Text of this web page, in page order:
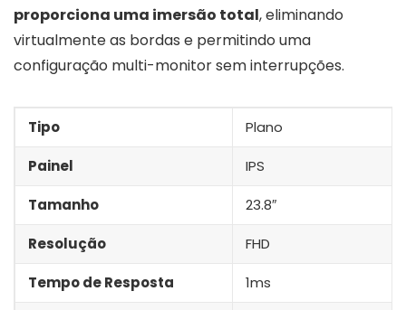
proporciona uma imersão total, eliminando
virtualmente as bordas e permitindo uma
configuração multi-monitor sem interrupções.
Tipo Plano
Painel IPS
Tamanho 23.8″
Resolução FHD
Tempo de Resposta 1ms